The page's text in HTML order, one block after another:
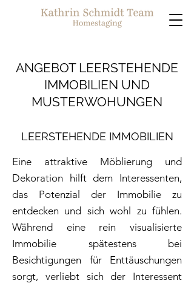
ANGEBOT LEERSTEHENDE
IMMOBILIEN UND
MUSTERWOHUNGEN
LEERSTEHENDE IMMOBILIEN
Eine attraktive Möblierung und
Dekoration hilft dem Interessenten,
das Potenzial der Immobilie zu
entdecken und sich wohl zu fühlen.
Während eine rein visualisierte
Immobilie spätestens bei
Besichtigungen für Enttäuschungen
sorgt, verliebt sich der Interessent